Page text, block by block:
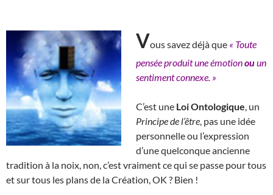
Vous savez déjà que « Toute
pensée produit une émotionouun
sentiment connexe. »
C’est une Loi Ontologique , un
Principe de l’être , pas une idée
personnelle ou l’expression
d’une quelconque ancienne
tradition à la noix, non, c’est vraiment ce qui se passe pour tous
et sur tous les plans de la Création, OK ? Bien !